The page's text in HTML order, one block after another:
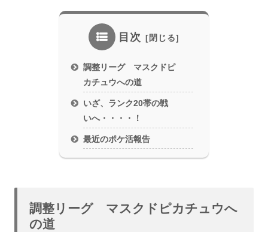
目次
調整リーグ マスクドピ
カチュウへの道
いざ、ランク20帯の戦
いへ・・・・！
最近のポケ活報告
調整リーグ マスクドピカチュウへ
の道